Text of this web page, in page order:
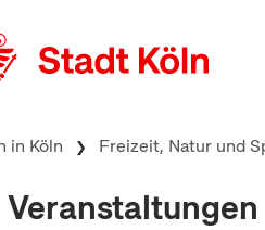
in Köln Freizeit, Natur und
Veranstaltungen